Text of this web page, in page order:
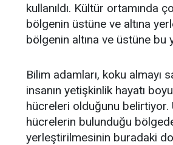
kullanıldı. Kültür ortamında
bölgenin üstüne ve altına
bölgenin altına ve üstüne bu
Bilim adamları, koku almayı
insanın yetişkinlik hayatı
hücreleri olduğunu belirtiyor.
hücrelerin bulunduğu
yerleştirilmesinin buradaki